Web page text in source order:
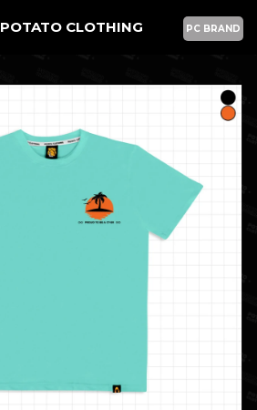
POTATO CLOTHING PC BRAND